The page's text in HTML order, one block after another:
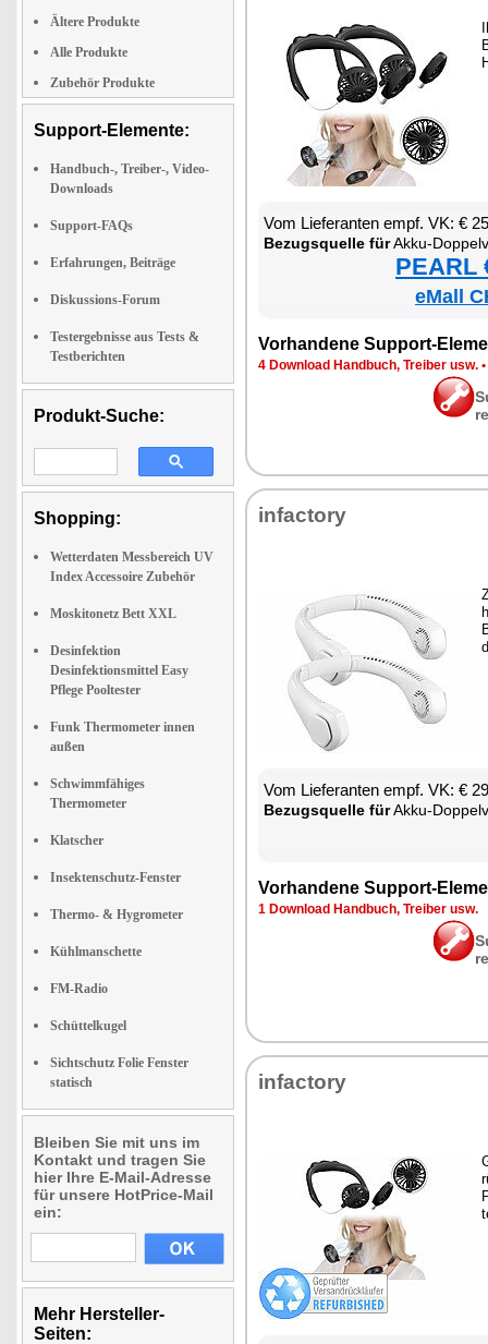
Ältere Produkte
Alle Produkte
Zubehör Produkte
Support-Elemente:
Handbuch-, Treiber-, Video-
Downloads
Support-FAQs
Erfahrungen, Beiträge
Diskussions-Forum
Testergebnisse aus Tests &
Testberichten
Produkt-Suche:
Shopping:
Wetterdaten Messbereich UV
Index Accessoire Zubehör
Moskitonetz Bett XXL
Desinfektion
Desinfektionsmittel Easy
Pflege Pooltester
Funk Thermometer innen
außen
Schwimmfähiges
Thermometer
Klatscher
Insektenschutz-Fenster
Thermo- & Hygrometer
Kühlmanschette
FM-Radio
Schüttelkugel
Sichtschutz Folie Fenster
statisch
Bleiben Sie mit uns im
Kontakt und tragen Sie
hier Ihre E-Mail-Adresse
für unsere HotPrice-Mail
ein:
Mehr Hersteller-
Seiten:
Vom Lie­fe­ran­ten empf. VK: €
Be­zugs­quel­le fürAk­ku-
PEARL
eMall
Vor­han­de­ne Sup­port-
4 Down­load Hand­buch, Trei­ber usw. •
in­fac­to­ry
Vom Lie­fe­ran­ten empf. VK: €
Be­zugs­quel­le fürAk­ku-
Vor­han­de­ne Sup­port-
1 Down­load Hand­buch, Trei­ber usw.
in­fac­to­ry